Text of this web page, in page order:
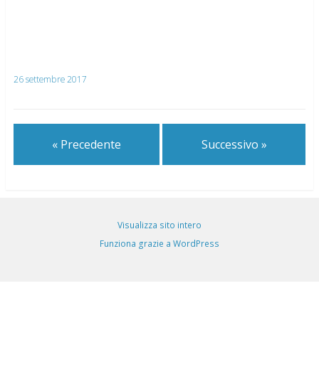
26 settembre 2017
« Precedente Successivo »
Visualizza sito intero
Funziona grazie a WordPress